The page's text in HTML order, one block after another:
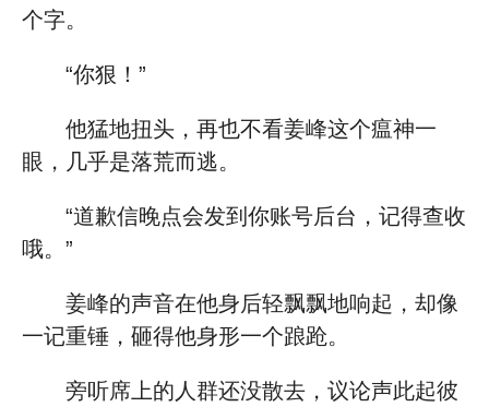
个字。
“你狠！”
他猛地扭头，再也不看姜峰这个瘟神一
眼，几乎是落荒而逃。
“道歉信晚点会发到你账号后台，记得查收
哦。”
姜峰的声音在他身后轻飘飘地响起，却像
一记重锤，砸得他身形一个踉跄。
旁听席上的人群还没散去，议论声此起彼